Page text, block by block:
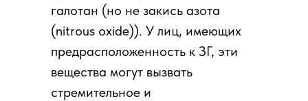
галотан (но не закись азота
(nitrous oxide)). У лиц, имеющих
предрасположенность к ЗГ, эти
вещества могут вызвать
стремительное и